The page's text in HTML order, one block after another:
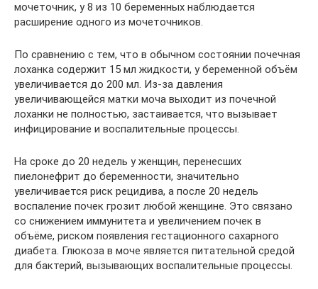
мочеточник, у 8 из 10 беременных наблюдается
расширение одного из мочеточников.
По сравнению с тем, что в обычном состоянии почечная
лоханка содержит 15 мл жидкости, у беременной объём
увеличивается до 200 мл. Из-за давления
увеличивающейся матки моча выходит из почечной
лоханки не полностью, застаивается, что вызывает
инфицирование и воспалительные процессы.
На сроке до 20 недель у женщин, перенесших
пиелонефрит до беременности, значительно
увеличивается риск рецидива, а после 20 недель
воспаление почек грозит любой женщине. Это связано
со снижением иммунитета и увеличением почек в
объёме, риском появления гестационного сахарного
диабета. Глюкоза в моче является питательной средой
для бактерий, вызывающих воспалительные процессы.